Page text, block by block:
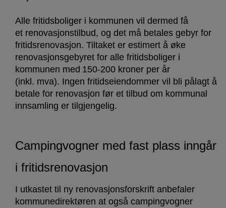
Alle fritidsboliger i kommunen vil dermed få
et renovasjonstilbud, og det må betales gebyr for
fritidsrenovasjon. Tiltaket er estimert å øke
renovasjonsgebyret for alle fritidsboliger i
kommunen med 150-200 kroner per år
(inkl. mva). Ingen fritidseiendommer vil bli pålagt å
betale for renovasjon før et tilbud om kommunal
innsamling er tilgjengelig.
Campingvogner med fast plass inngår
i fritidsrenovasjon
I utkastet til ny renovasjonsforskrift anbefaler
kommunedirektøren at også campingvogner